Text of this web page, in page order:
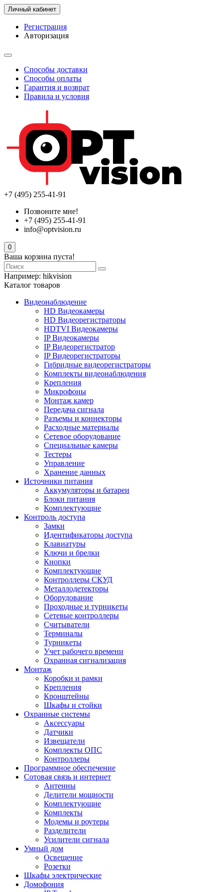
Личный кабинет
Регистрация
Авторизация
Способы доставки
Способы оплаты
Гарантия и возврат
Правила и условия
+7 (495) 255-41-91
Позвоните мне!
+7 (495) 255-41-91
info@optvision.ru
0
Ваша корзина пуста!
Например: hikvision
Каталог товаров
Видеонаблюдение
HD Видеокамеры
HD Видеорегистраторы
HDTVI Видеокамеры
IP Видеокамеры
IP Видеорегистратор
IP Видеорегистраторы
Гибридные видеорегистраторы
Комплекты видеонаблюдения
Крепления
Микрофоны
Монтаж камер
Передача сигнала
Разъемы и коннекторы
Расходные материалы
Сетевое оборудование
Специальные камеры
Тестеры
Управление
Хранение данных
Источники питания
Аккумуляторы и батареи
Блоки питания
Комплектующие
Контроль доступа
Замки
Идентификаторы доступа
Клавиатуры
Ключи и брелки
Кнопки
Комплектующие
Контроллеры СКУД
Металлодетекторы
Оборудование
Проходные и турникеты
Сетевые контроллеры
Считыватели
Терминалы
Турникеты
Учет рабочего времени
Охранная сигнализация
Монтаж
Коробки и рамки
Крепления
Кронштейны
Шкафы и стойки
Охранные системы
Аксессуары
Датчики
Извещатели
Комплекты ОПС
Контроллеры
Программное обеспечение
Сотовая связь и интернет
Антенны
Делители мощности
Комплектующие
Комплекты
Модемы и роутеры
Разделители
Усилители сигнала
Умный дом
Освещение
Розетки
Шкафы электрические
Домофония